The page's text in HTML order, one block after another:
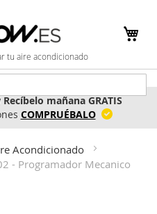
tu aire acondicionado
Recíbelo mañana GRATIS
COMPRUÉBALO
Acondicionado
- Programador Mecanico